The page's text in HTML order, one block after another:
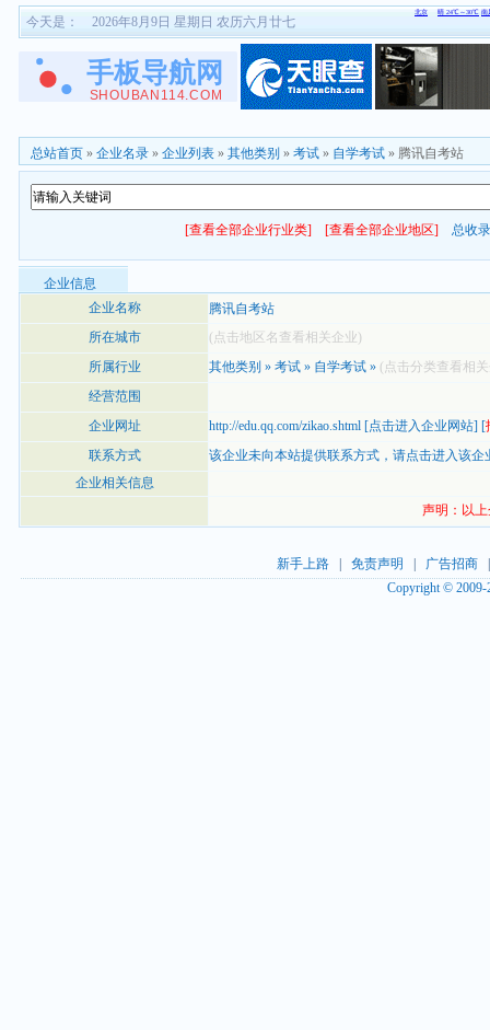
今天是： 2026年8月9日 星期日 农历六月廿七
总站首页 » 企业名录 » 企业列表 » 其他类别 » 考试 » 自学考试 » 腾讯自考站
[查看全部企业行业类] [查看全部企业地区] 总收
企业信息
企业名称
腾讯自考站
所在城市
(点击地区名查看相关企业)
所属行业
其他类别 » 考试 » 自学考试 » (点击分类查看相
经营范围
企业网址
http://edu.qq.com/zikao.shtml [点击进入企业网站] [
联系方式
该企业未向本站提供联系方式， 请点击进入该企
企业相关信息
声明：以
新手上路| 免责声明 广告招商
Copyright ©